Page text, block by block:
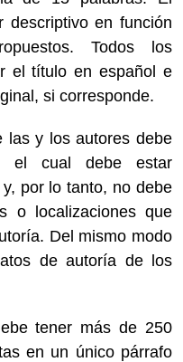
descriptivo en función
Todos los
el título en español e
si corresponde.
las y los autores debe
el cual debe estar
por lo tanto, no debe
o localizaciones que
Del mismo modo
de autoría de los
tener más de 250
en un único párrafo